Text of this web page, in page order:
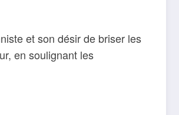
et son désir de briser les
en soulignant les